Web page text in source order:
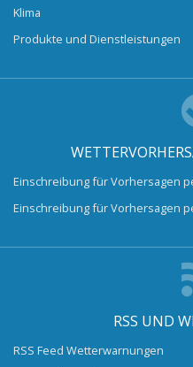
Klima
Produkte und Dienstleistungen
Einschreibung für Vorhersagen
Einschreibung für Vorhersagen
RSS UND
RSS Feed Wetterwarnungen